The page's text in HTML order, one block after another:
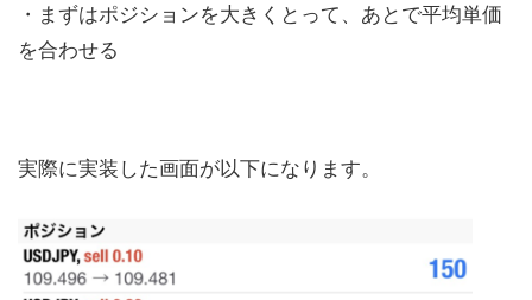
・まずはポジションを大きくとって、あとで平均単価
を合わせる
実際に実装した画面が以下になります。